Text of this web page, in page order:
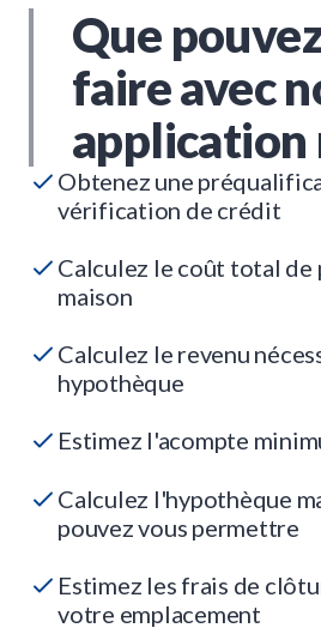
Que
faire avec
application
Obtenez une
vérification de crédit
Calculez le coût total de
maison
Calculez le revenu
hypothèque
Estimez l'acompte
Calculez l'hypothèque
pouvez vous permettre
Estimez les frais de
votre emplacement